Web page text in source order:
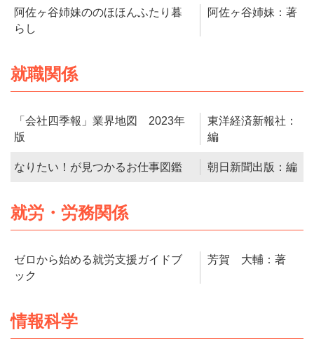
阿佐ヶ谷姉妹ののほほんふたり暮
らし
阿佐ヶ谷姉妹：著
就職関係
「会社四季報」業界地図 2023年
版
東洋経済新報社：
編
なりたい！が見つかるお仕事図鑑 朝日新聞出版：編
就労・労務関係
ゼロから始める就労支援ガイドブ
ック
芳賀 大輔：著
情報科学